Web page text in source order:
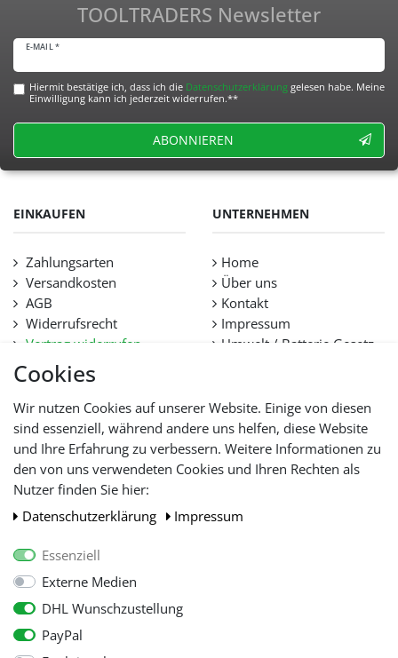
Cookies
Wir nutzen Cookies auf unserer Website. Einige von diesen
sind essenziell, während andere uns helfen, diese Website
und Ihre Erfahrung zu verbessern. Weitere Informationen zu
den von uns verwendeten Cookies und Ihren Rechten als
Nutzer finden Sie hier:
Daten­schutz­erklärung
Impressum
Essenziell
Externe Medien
DHL Wunschzustellung
PayPal
TOOLTRADERS Newsletter
E-MAIL *
Hiermit bestätige ich, dass ich die Daten­schutz­erklärunggelesen habe. Meine
Einwilligung kann ich jederzeit widerrufen.**
ABONNIEREN
EINKAUFEN
Zahlungsarten
Versandkosten
AGB
Widerrufsrecht
Vertrag widerrufen
Datenschutz
Hilfe
Lieferfristen und
Lieferbeschränkung
UNTERNEHMEN
Home
Über uns
Kontakt
Impressum
Umwelt / Batterie Gesetz
WIR AKZEPTIEREN